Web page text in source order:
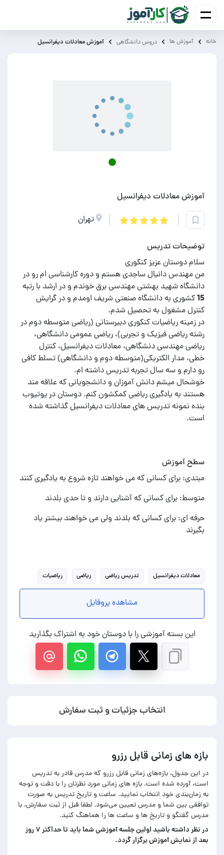
خانه آموزش ‌ها دروس دانشگاهی آموزش معادلات دیفرانسیل
آموزش معادلات دیفرانسیل
تهران
توضیحات تدریس
من مهندس دانیال ساجدی هستم و دوره کارشناسی ام رو در
دانشگاه شهید بهشتی مهندسی برق خوندم و در ارشد با رتبه
15 کشوری به دانشگاه صنعتی شریف اومدم و در گرایش
در زمینه ریاضیات کنکوری دبیرستانی (ریاضی متوسطه دوم در
رشته ریاضی فیزیک و تجربی)، ریاضی عمومی دانشگاهی،
ریاضی مهندسی دنشگاهی، معادلات دیفرانسیل، کنترل
خطی، مدار الکتریکی(متوسطه دوم و دانشگاهی) تسلط کافی
خوشحال میشم دانش آموزان و دانشجویانی که علاقه مند
هستند به یادگیری ریاضی کمکشون کنم. دوستان در یوتیوب
بنده نمونه تدریس های معادلات دیفرانسیل گذاشته شده
است.
سطح آموزش
مبتدی: برای کسانی که می خواهند تازه شروع به یادگیری کنند
متوسط: برای کسانی که آشنایی دارند و تا حدی بلدند
حرفه ای: برای کسانی که بلدند ولی می خواهند بیشتر یاد
بگیرند
معادلات دیفرانسیل تدریس ریاضی ریاضی ریاضیات
مشاهده پروفایل
این بسته آموزشی را با دوستان خود به اشتراک بگذارید
انتخاب جزئیات و ثبت سفارش
بازه های زمانی قابل رزرو
در این جدول، بازه‌های زمانی قابل رزرو که مدرس قادر به تدریس
است، آورده شده است. بازه های زمانی مورد نظرتان را با دقت و توجه
به زمان‌بندی خود انتخاب نمایید. ساعت و تاریخ تدریس به صورت
توافقی بین شما و مدرس تعیین می‌شود. لطفا قبل از ثبت سفارش، با
مدرس گفتگو و تاریخ ها و ساعت ها را هماهنگ کنید.
در‌ نظر داشته باشید اولین جلسه آموزشی شما باید تا حداکثر ۷ روز
بعد از نمایش آموزش برگزار گردد.